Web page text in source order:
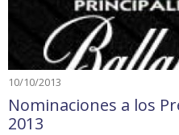
10/10/2013
Nominaciones a los
2013